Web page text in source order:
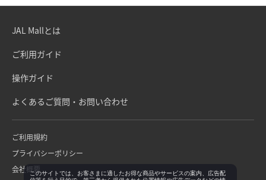
JAL Mallとは
ご利用ガイド
操作ガイド
よくあるご質問・お問い合わせ
ご利用規約
プライバシーポリシー
会社概要このサイトでは、お客さまに適したお得な商品やサービスの案内、広告配